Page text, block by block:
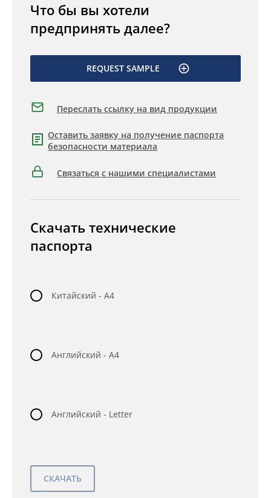
Что бы вы хотели
предпринять далее?
REQUEST SAMPLE
Переслать ссылку на вид продукции
Оставить заявку на получение паспорта
безопасности материала
Связаться с нашими специалистами
Скачать технические
паспорта
Китайский - A4
Английский - A4
Английский - Letter